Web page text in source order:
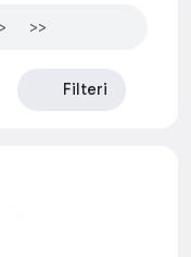
> >>
Filteri